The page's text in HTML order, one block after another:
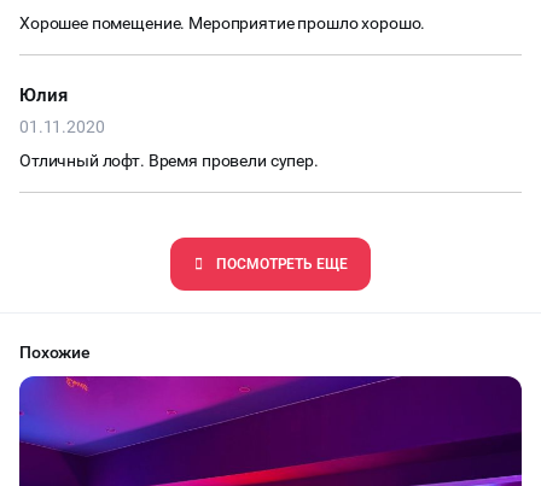
Хорошее помещение. Мероприятие прошло хорошо.
Юлия
01.11.2020
Отличный лофт. Время провели супер.
ПОCМОТРЕТЬ ЕЩЕ
Похожие